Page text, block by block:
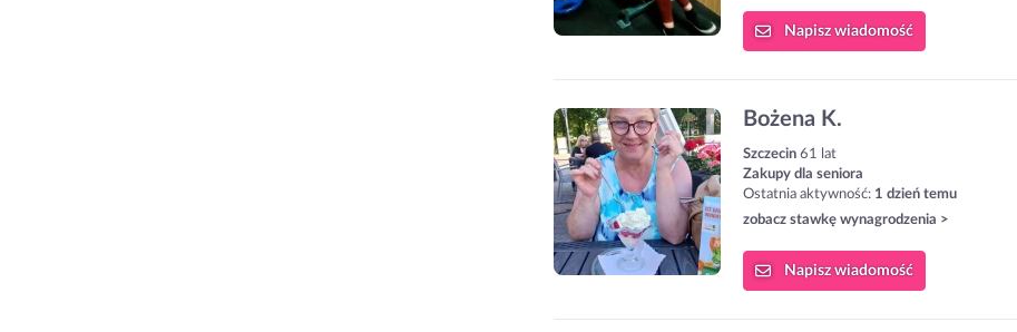
Napiszwiadomość
Bożena K.
Szczecin 61 lat
Zakupy dla seniora
Ostatnia aktywność: 1 dzień temu
zobacz stawkę wynagrodzenia >
Napiszwiadomość